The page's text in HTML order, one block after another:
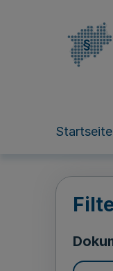
Startseite